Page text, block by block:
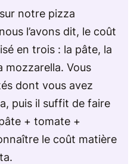
notre pizza
l’avons dit, le coût
en trois : la pâte, la
mozzarella. Vous
dont vous avez
puis il suffit de faire
+ tomate +
le coût matière